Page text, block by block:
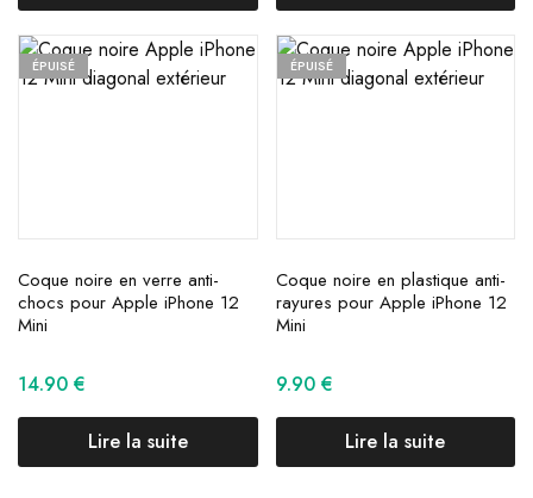
ÉPUISÉ
Coque noire en verre anti-
chocs pour Apple iPhone 12
Mini
14.90 €
Lire la suite
ÉPUISÉ
Coque noire en plastique anti-
rayures pour Apple iPhone 12
Mini
9.90 €
Lire la suite